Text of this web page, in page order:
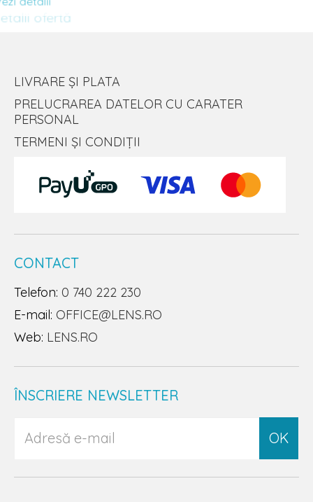
ofertă
LIVRARE ȘI PLATA
PRELUCRAREA DATELOR CU CARATER
PERSONAL
TERMENI ȘI CONDIȚII
CONTACT
Telefon: 0 740 222 230
E-mail: OFFICE@LENS.RO
Web: LENS.RO
ÎNSCRIERE NEWSLETTER
OK